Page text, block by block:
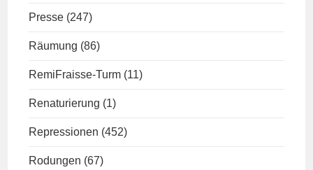
Presse (247)
Räumung (86)
RemiFraisse-Turm (11)
Renaturierung (1)
Repressionen (452)
Rodungen (67)